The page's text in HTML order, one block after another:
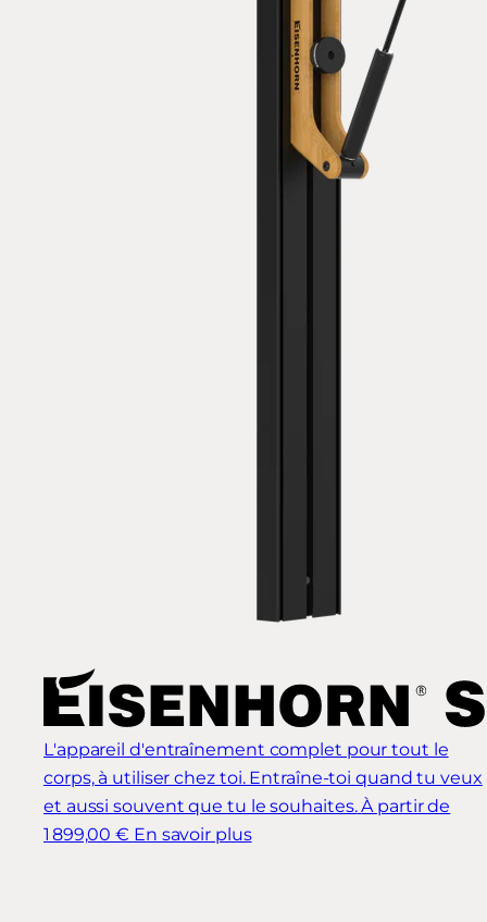
L'appareil d'entraînement complet pour tout le
corps, à utiliser chez toi. Entraîne-toi quand tu veux
et aussi souvent que tu le souhaites. À partir de
1 899,00 € En savoir plus